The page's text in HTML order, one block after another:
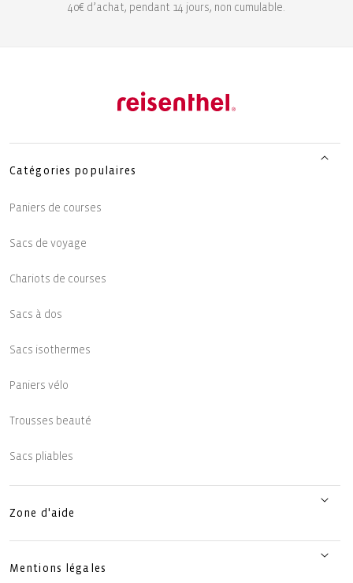
40€ d’achat, pendant 14 jours, non cumulable.
Catégories populaires
Paniers de courses
Sacs de voyage
Chariots de courses
Sacs à dos
Sacs isothermes
Paniers vélo
Trousses beauté
Sacs pliables
Zone d'aide
Mentions légales